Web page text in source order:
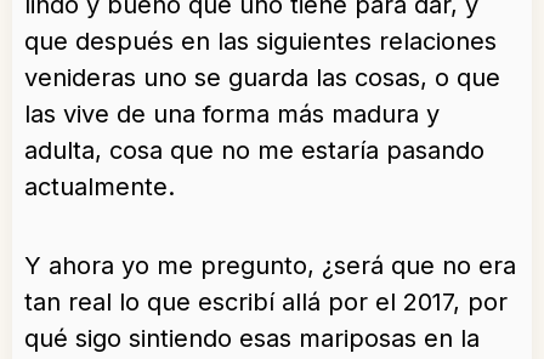
que después en las siguientes relaciones
venideras uno se guarda las cosas, o que
las vive de una forma más madura y
adulta, cosa que no me estaría pasando
actualmente.
Y ahora yo me pregunto, ¿será que no era
tan real lo que escribí allá por el 2017, por
qué sigo sintiendo esas mariposas en la